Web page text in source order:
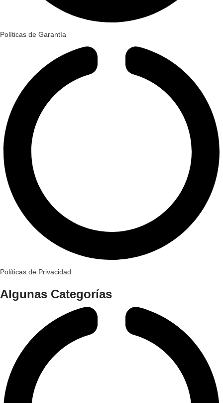
Políticas de Garantía
Políticas de Privacidad
Algunas Categorías